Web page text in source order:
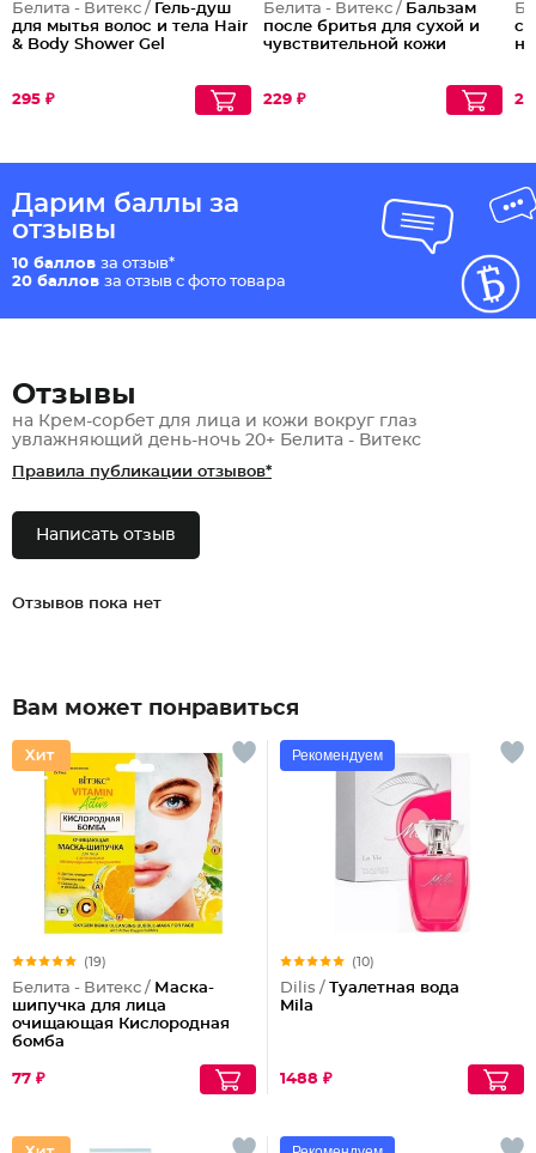
Белита - Витекс / Гель-душ
для мытья волос и тела Hair
& Body Shower Gel
295 ₽
Белита - Витекс / Бальзам
после бритья для сухой и
чувствительной кожи
229 ₽
Дарим баллы за
отзывы
10 баллов за отзыв*
20 баллов за отзыв с фото товара
Отзывы
на Крем-сорбет для лица и кожи вокруг глаз
увлажняющий день-ночь 20+ Белита - Витекс
Правила публикации отзывов*
Написать отзыв
Отзывов пока нет
Вам может понравиться
(19)
Белита - Витекс / Маска-
шипучка для лица
очищающая Кислородная
бомба
77 ₽
Рекомендуем
(10)
Dilis / Туалетная вода
Mila
1488 ₽